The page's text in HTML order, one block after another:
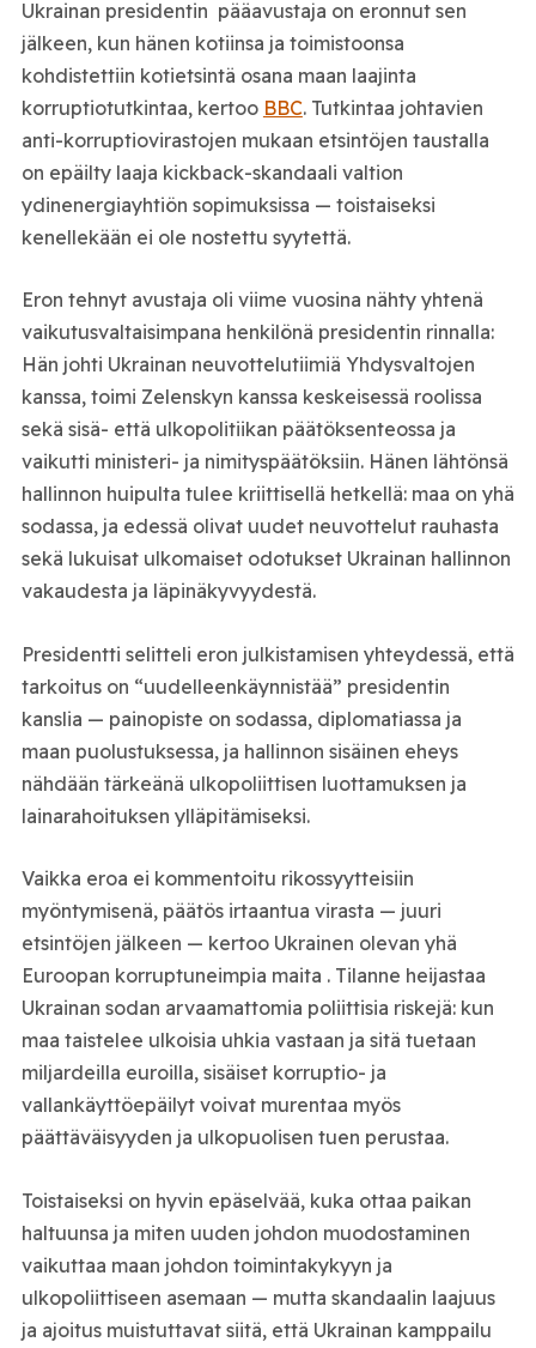
Ukrainan presidentin pääavustaja on eronnut sen
jälkeen, kun hänen kotiinsa ja toimistoonsa
kohdistettiin kotietsintä osana maan laajinta
korruptiotutkintaa, kertoo BBC. Tutkintaa johtavien
anti-korruptiovirastojen mukaan etsintöjen taustalla
on epäilty laaja kickback-skandaali valtion
ydinenergiayhtiön sopimuksissa — toistaiseksi
kenellekään ei ole nostettu syytettä.
Eron tehnyt avustaja oli viime vuosina nähty yhtenä
vaikutusvaltaisimpana henkilönä presidentin rinnalla:
Hän johti Ukrainan neuvottelutiimiä Yhdysvaltojen
kanssa, toimi Zelenskyn kanssa keskeisessä roolissa
sekä sisä- että ulkopolitiikan päätöksenteossa ja
vaikutti ministeri- ja nimityspäätöksiin. Hänen lähtönsä
hallinnon huipulta tulee kriittisellä hetkellä: maa on yhä
sodassa, ja edessä olivat uudet neuvottelut rauhasta
sekä lukuisat ulkomaiset odotukset Ukrainan hallinnon
vakaudesta ja läpinäkyvyydestä.
Presidentti selitteli eron julkistamisen yhteydessä, että
tarkoitus on “uudelleenkäynnistää” presidentin
kanslia — painopiste on sodassa, diplomatiassa ja
maan puolustuksessa, ja hallinnon sisäinen eheys
nähdään tärkeänä ulkopoliittisen luottamuksen ja
lainarahoituksen ylläpitämiseksi.
Vaikka eroa ei kommentoitu rikossyytteisiin
myöntymisenä, päätös irtaantua virasta — juuri
etsintöjen jälkeen — kertoo Ukrainen olevan yhä
Euroopan korruptuneimpia maita . Tilanne heijastaa
Ukrainan sodan arvaamattomia poliittisia riskejä: kun
maa taistelee ulkoisia uhkia vastaan ja sitä tuetaan
miljardeilla euroilla, sisäiset korruptio- ja
vallankäyttöepäilyt voivat murentaa myös
päättäväisyyden ja ulkopuolisen tuen perustaa.
Toistaiseksi on hyvin epäselvää, kuka ottaa paikan
haltuunsa ja miten uuden johdon muodostaminen
vaikuttaa maan johdon toimintakykyyn ja
ulkopoliittiseen asemaan — mutta skandaalin laajuus
ja ajoitus muistuttavat siitä, että Ukrainan kamppailu